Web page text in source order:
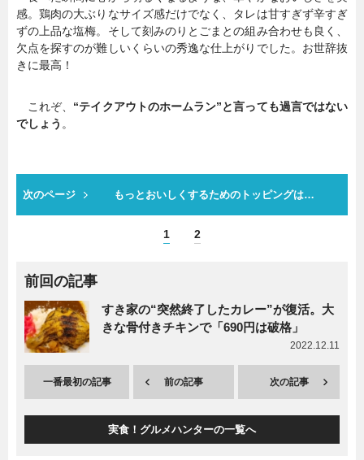
感。鶏肉の大ぶりなサイズ感だけでなく、タレは甘すぎず辛すぎ
ずの上品な塩梅。そして刻みのりとごまとの組み合わせも良く、
欠点を探すのが難しいくらいの秀逸な仕上がりでした。お世辞抜
きに最高！
これぞ、 “テイクアウトのホームラン”と言っても過言ではない
でしょう 。
次のページ もっとおいしくするためのトッピングは…
1 2
前回の記事
すき家の“突然終了したカレー”が復活。大
きな骨付きチキンで「690円は破格」
2022.12.11
一番最初の記事 前の記事 次の記事
実食！グルメハンターの一覧へ